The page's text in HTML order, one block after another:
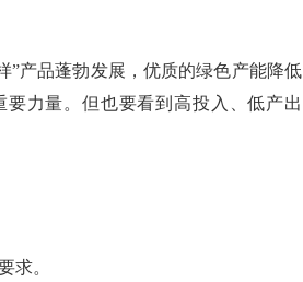
产品蓬勃发展，优质的绿色产能降低
力量。但也要看到高投入、低产出
求。